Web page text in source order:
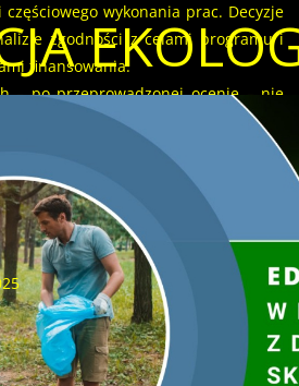
wykonania prac. Decyzje
zgodności z celami programu i
finansowania.
– po przeprowadzonej ocenie – nie
utrzymania umowy lub spełnienia jej
podjąć decyzję o jej wypowiedzeniu i
środków.
zadania pn. „Termomodernizacja
Pożarnej w Ciszycy”
r. w siedzibie Wojewódzkiego
i Gospodarki Wodnej w
Wojewódzkiego Funduszu